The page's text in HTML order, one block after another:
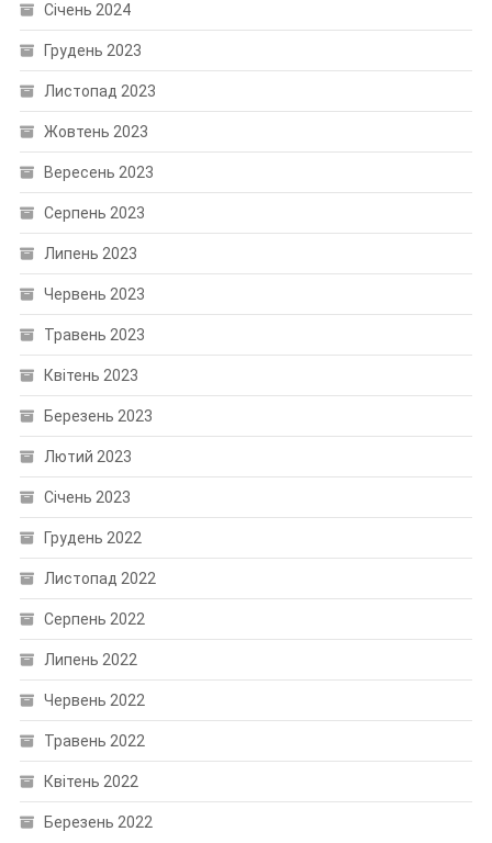
Січень 2024
Грудень 2023
Листопад 2023
Жовтень 2023
Вересень 2023
Серпень 2023
Липень 2023
Червень 2023
Травень 2023
Квітень 2023
Березень 2023
Лютий 2023
Січень 2023
Грудень 2022
Листопад 2022
Серпень 2022
Липень 2022
Червень 2022
Травень 2022
Квітень 2022
Березень 2022